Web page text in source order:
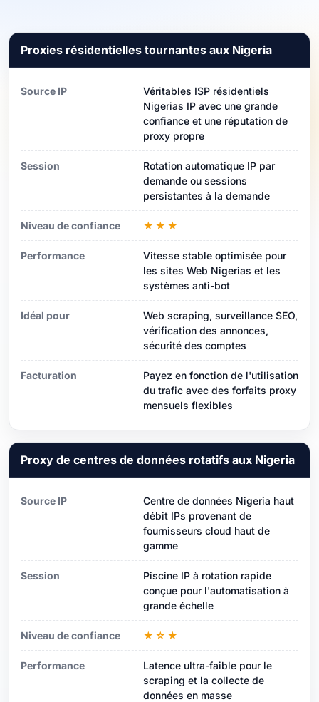
Proxies résidentielles tournantes aux Nigeria
Source IP
Véritables ISP résidentiels
Nigerias IP avec une grande
confiance et une réputation de
proxy propre
Session
Rotation automatique IP par
demande ou sessions
persistantes à la demande
Niveau de confiance ★★★
Performance
Vitesse stable optimisée pour
les sites Web Nigerias et les
systèmes anti-bot
Idéal pour
Web scraping, surveillance SEO,
vérification des annonces,
sécurité des comptes
Facturation
Payez en fonction de l'utilisation
du trafic avec des forfaits proxy
mensuels flexibles
Proxy de centres de données rotatifs aux Nigeria
Source IP
Centre de données Nigeria haut
débit IPs provenant de
fournisseurs cloud haut de
gamme
Session
Piscine IP à rotation rapide
conçue pour l'automatisation à
grande échelle
Niveau de confiance ★☆★
Performance
Latence ultra-faible pour le
scraping et la collecte de
données en masse